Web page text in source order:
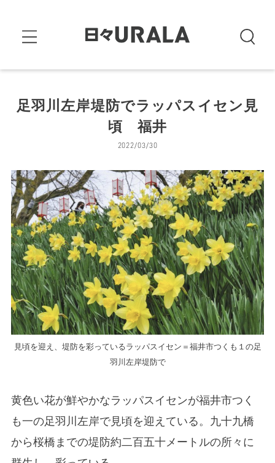
足羽川左岸堤防でラッパスイセン見
頃 福井
2022/03/30
見頃を迎え、堤防を彩っているラッパスイセン＝福井市つくも１の足
羽川左岸堤防で
黄色い花が鮮やかなラッパスイセンが福井市つく
も一の足羽川左岸で見頃を迎えている。九十九橋
から桜橋までの堤防約二百五十メートルの所々に